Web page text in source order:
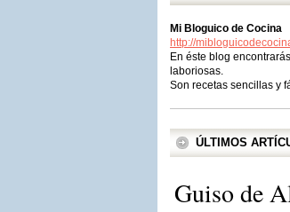
Mi Bloguico de Cocina
http://
En éste blog
laboriosas.
Son recetas sencillas y
ÚLTIMOS
Guiso de